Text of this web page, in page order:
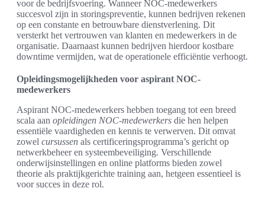
voor de bedrijfsvoering. Wanneer NOC-medewerkers
succesvol zijn in storingspreventie, kunnen bedrijven rekenen
op een constante en betrouwbare dienstverlening. Dit
versterkt het vertrouwen van klanten en medewerkers in de
organisatie. Daarnaast kunnen bedrijven hierdoor kostbare
downtime vermijden, wat de operationele efficiëntie verhoogt.
Opleidingsmogelijkheden voor aspirant NOC-
medewerkers
Aspirant NOC-medewerkers hebben toegang tot een breed
scala aan opleidingen NOC-medewerkers die hen helpen
essentiële vaardigheden en kennis te verwerven. Dit omvat
zowel cursussen als certificeringsprogramma’s gericht op
netwerkbeheer en systeembeveiliging. Verschillende
onderwijsinstellingen en online platforms bieden zowel
theorie als praktijkgerichte training aan, hetgeen essentieel is
voor succes in deze rol.